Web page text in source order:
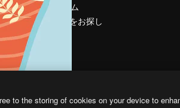
プレスルーム
magnific.aiをお探し
ですか？
to the storing of cookies on your device to